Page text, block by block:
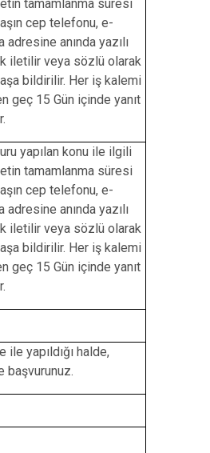
tamamlanma süresi
cep telefonu, e-
adresine anında yazılı
iletilir veya sözlü olarak
bildirilir. Her iş kalemi
geç 15 Gün içinde yanıt
yapılan konu ile ilgili
tamamlanma süresi
cep telefonu, e-
adresine anında yazılı
iletilir veya sözlü olarak
bildirilir. Her iş kalemi
geç 15 Gün içinde yanıt
yapıldığı halde,
başvurunuz.